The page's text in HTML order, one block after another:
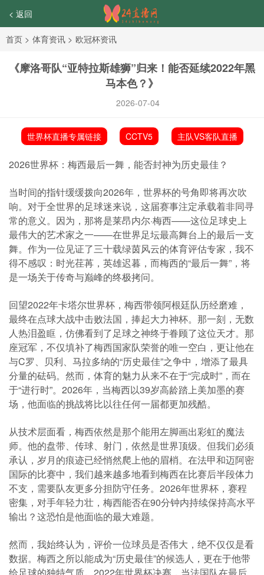
< 返回
首页 > 体育资讯 > 欧冠杯资讯
《摩洛哥队“亚特拉斯雄狮”归来！能否延续2022年黑
马本色？》
2026-07-04
世界杯直播专属链接 CCTV5 主队VS客队直播
2026世界杯：梅西最后一舞，能否封神为历史最佳？
当时间的指针缓缓拨向2026年，世界杯的号角即将再次吹
响。对于全世界的足球迷来说，这届赛事注定承载着非同寻
常的意义。因为，那将是莱昂内尔·梅西——这位足球史上
最伟大的艺术家之一——在世界足坛最高舞台上的最后一支
舞。作为一位见证了三十载绿茵风云的体育评估专家，我不
得不感叹：时光荏苒，英雄迟暮，而梅西的“最后一舞”，将
是一场关于传奇与巅峰的终极拷问。
回望2022年卡塔尔世界杯，梅西带领阿根廷队历经磨难，
最终在点球大战中击败法国，捧起大力神杯。那一刻，无数
人热泪盈眶，仿佛看到了足球之神终于眷顾了这位天才。那
座冠军，不仅填补了梅西国家队荣誉的唯一空白，更让他在
与C罗、贝利、马拉多纳的“历史最佳”之争中，增添了最具
分量的砝码。然而，体育的魅力从来不在于“完成时”，而在
于“进行时”。2026年，当梅西以39岁高龄踏上美加墨的赛
场，他面临的挑战将比以往任何一届都更加残酷。
从技术层面看，梅西依然是那个能用左脚画出彩虹的魔法
师。他的盘带、传球、射门，依然是世界顶级。但我们必须
承认，岁月的痕迹已经悄然爬上他的眉梢。在法甲和迈阿密
国际的比赛中，我们越来越多地看到梅西在比赛后半段体力
不支，需要队友更多分担防守任务。2026年世界杯，赛程
密集，对手年轻力壮，梅西能否在90分钟内持续保持高水平
输出？这恐怕是他面临的最大难题。
然而，我始终认为，评价一位球员是否伟大，绝不仅仅是看
数据。梅西之所以能成为“历史最佳”的候选人，更在于他带